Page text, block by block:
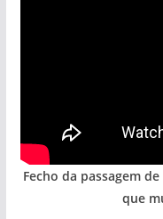
Fecho da passagem
que